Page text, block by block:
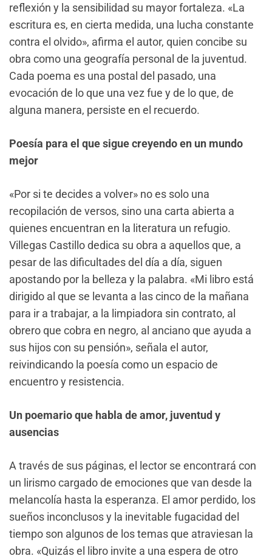
reflexión y la sensibilidad su mayor fortaleza. «La
escritura es, en cierta medida, una lucha constante
contra el olvido», afirma el autor, quien concibe su
obra como una geografía personal de la juventud.
Cada poema es una postal del pasado, una
evocación de lo que una vez fue y de lo que, de
alguna manera, persiste en el recuerdo.
Poesía para el que sigue creyendo en un mundo
mejor
«Por si te decides a volver» no es solo una
recopilación de versos, sino una carta abierta a
quienes encuentran en la literatura un refugio.
Villegas Castillo dedica su obra a aquellos que, a
pesar de las dificultades del día a día, siguen
apostando por la belleza y la palabra. «Mi libro está
dirigido al que se levanta a las cinco de la mañana
para ir a trabajar, a la limpiadora sin contrato, al
obrero que cobra en negro, al anciano que ayuda a
sus hijos con su pensión», señala el autor,
reivindicando la poesía como un espacio de
encuentro y resistencia.
Un poemario que habla de amor, juventud y
ausencias
A través de sus páginas, el lector se encontrará con
un lirismo cargado de emociones que van desde la
melancolía hasta la esperanza. El amor perdido, los
sueños inconclusos y la inevitable fugacidad del
tiempo son algunos de los temas que atraviesan la
obra. «Quizás el libro invite a una espera de otro